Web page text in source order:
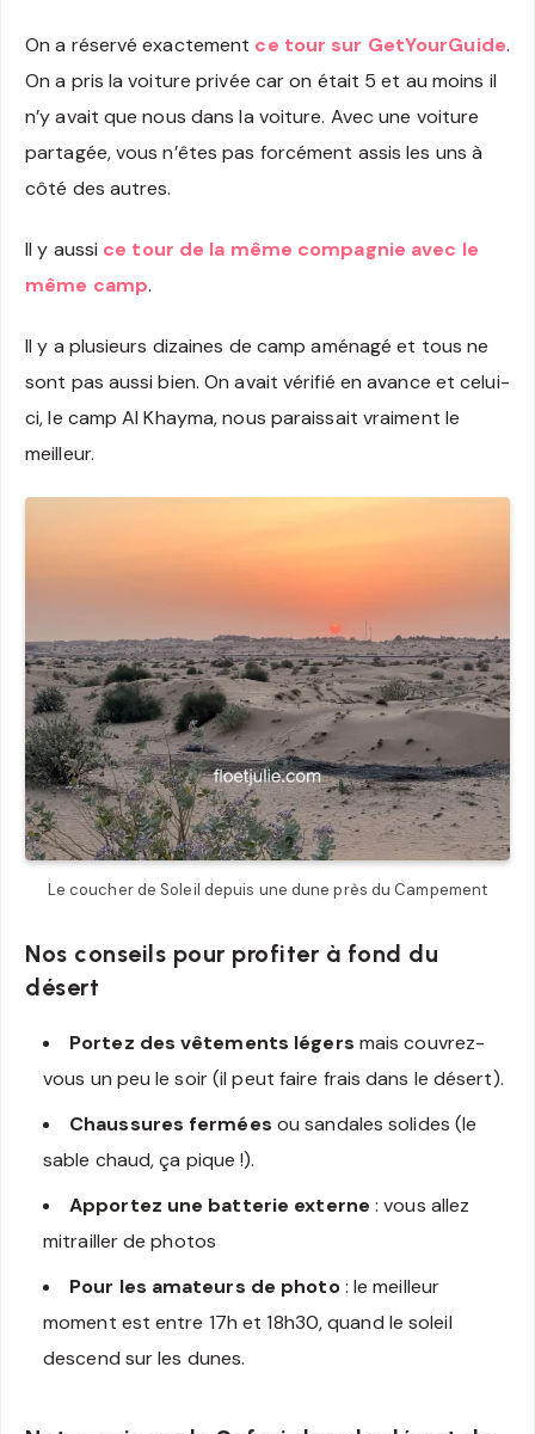
On a réservé exactement ce tour sur GetYourGuide.
On a pris la voiture privée car on était 5 et au moins il
n’y avait que nous dans la voiture. Avec une voiture
partagée, vous n’êtes pas forcément assis les uns à
côté des autres.
Il y aussi ce tour de la même compagnie avec le
même camp.
Il y a plusieurs dizaines de camp aménagé et tous ne
sont pas aussi bien. On avait vérifié en avance et celui-
ci, le camp Al Khayma, nous paraissait vraiment le
meilleur.
Le coucher de Soleil depuis une dune près du Campement
Nos conseils pour profiter à fond du
désert
Portez des vêtements légers mais couvrez-
vous un peu le soir (il peut faire frais dans le désert).
Chaussures fermées ou sandales solides (le
sable chaud, ça pique !).
Apportez une batterie externe : vous allez
mitrailler de photos
Pour les amateurs de photo: le meilleur
moment est entre 17h et 18h30, quand le soleil
descend sur les dunes.